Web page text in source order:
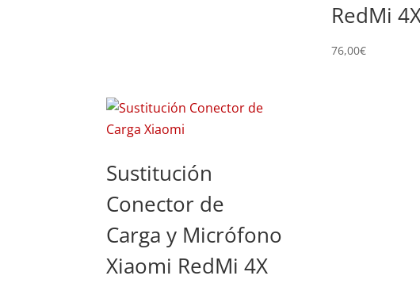
RedMi
76,00€
Sustitución
Conector de
Carga y Micrófono
Xiaomi RedMi 4X